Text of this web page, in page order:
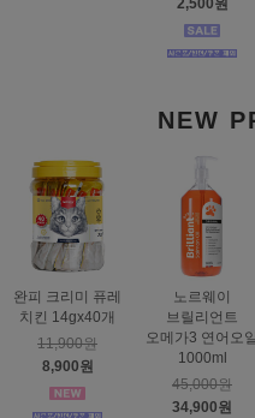
2,500원
NEW
완피 크리미 퓨레
치킨 14gx40개
11,900원
8,900원
노르웨이
브릴리언트
오메가3 연어오일
1000ml
45,000원
34,900원